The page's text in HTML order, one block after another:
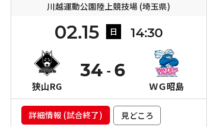
川越運動公園陸上競技場 (埼玉県)
02.15 日 14:30
狭山RG
34
ＷＧ昭島
6
詳細情報 (試合終了)
見どころ